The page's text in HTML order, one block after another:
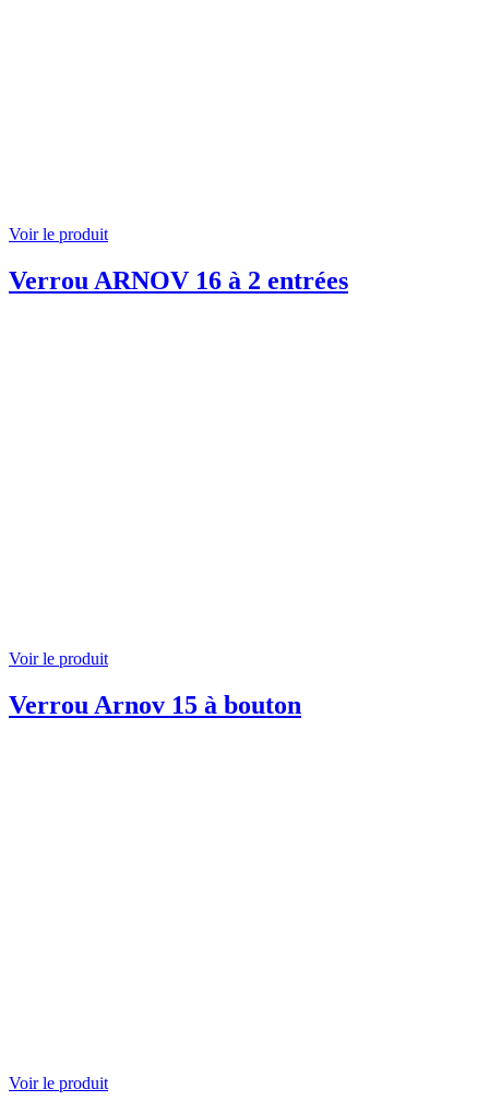
Voir le produit
Verrou ARNOV 16 à 2 entrées
Voir le produit
Verrou Arnov 15 à bouton
Voir le produit